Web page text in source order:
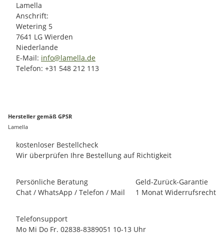
Lamella
Anschrift:
Wetering 5
7641 LG Wierden
Niederlande
E-Mail: info@lamella.de
Telefon: +31 548 212 113
Hersteller gemäß GPSR
Lamella
kostenloser Bestellcheck
Wir überprüfen Ihre Bestellung auf Richtigkeit
Persönliche Beratung
Chat / WhatsApp / Telefon / Mail
Geld-Zurück-Garantie
1 Monat Widerrufsrecht
Telefonsupport
Mo Mi Do Fr. 02838-8389051 10-13 Uhr